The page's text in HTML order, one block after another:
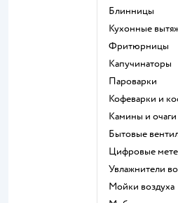
блинницы
кухонные
фритюрницы
капучинаторы
пароварки
кофеварки и
камины и
бытовые
цифровые
увлажнители
мойки воздуха